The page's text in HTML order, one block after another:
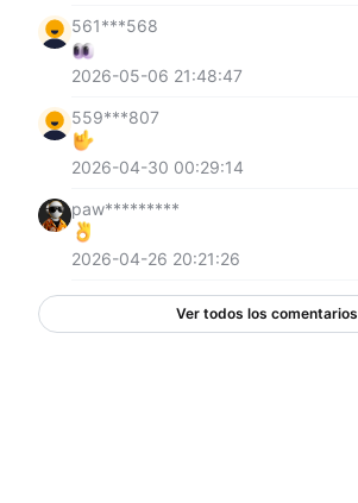
561***568
2026-05-06 21:48:47
559***807
2026-04-30 00:29:14
paw*********
2026-04-26 20:21:26
Ver todos los comentarios